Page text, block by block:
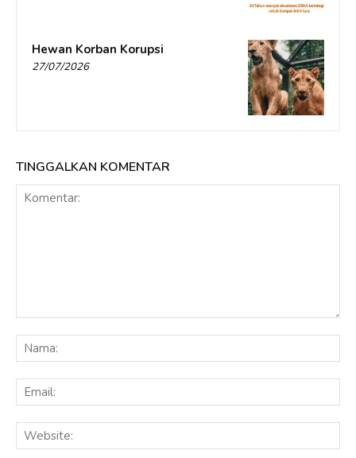
Hewan Korban Korupsi
27/07/2026
TINGGALKAN KOMENTAR